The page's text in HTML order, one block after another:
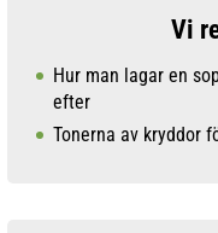
Vi
Hur man lagar en
efter
Tonerna av kryddor